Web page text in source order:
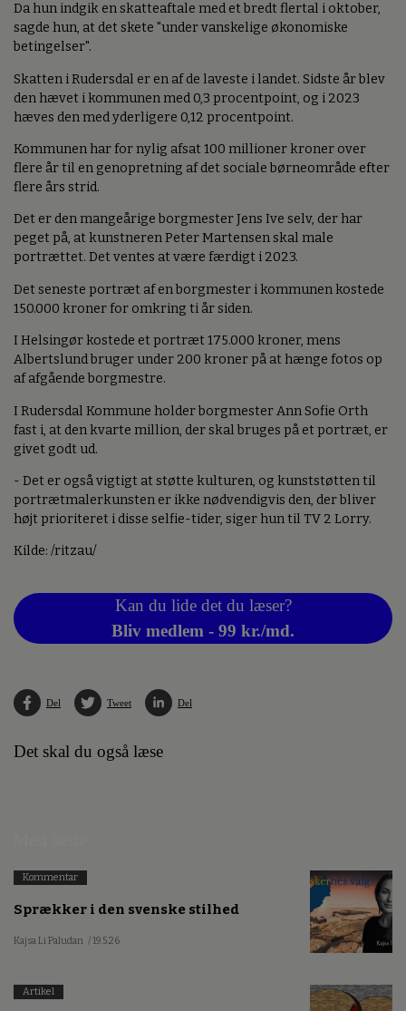
Da hun indgik en skatteaftale med et bredt flertal i oktober,
sagde hun, at det skete "under vanskelige økonomiske
betingelser".
Skatten i Rudersdal er en af de laveste i landet. Sidste år blev
den hævet i kommunen med 0,3 procentpoint, og i 2023
hæves den med yderligere 0,12 procentpoint.
Kommunen har for nylig afsat 100 millioner kroner over
flere år til en genopretning af det sociale børneområde efter
flere års strid.
Det er den mangeårige borgmester Jens Ive selv, der har
peget på, at kunstneren Peter Martensen skal male
portrættet. Det ventes at være færdigt i 2023.
Det seneste portræt af en borgmester i kommunen kostede
150.000 kroner for omkring ti år siden.
I Helsingør kostede et portræt 175.000 kroner, mens
Albertslund bruger under 200 kroner på at hænge fotos op
af afgående borgmestre.
I Rudersdal Kommune holder borgmester Ann Sofie Orth
fast i, at den kvarte million, der skal bruges på et portræt, er
givet godt ud.
- Det er også vigtigt at støtte kulturen, og kunststøtten til
portrætmalerkunsten er ikke nødvendigvis den, der bliver
højt prioriteret i disse selfie-tider, siger hun til TV 2 Lorry.
Kilde: /ritzau/
Kan du lide det du læser?
Bliv medlem - 99 kr./md.
Del Tweet Del
Det skal du også læse
Kommentar
Sprækker i den svenske stilhed
Kajsa Li Paludan / 19.5.26
Artikel